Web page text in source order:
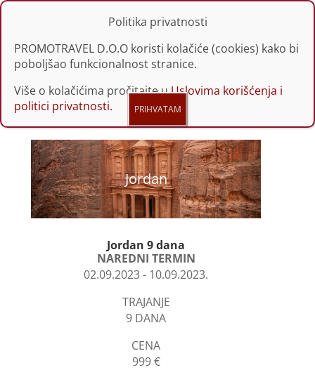
Jordan
Jordan 9 dana
NAREDNI TERMIN
02.09.2023 - 10.09.2023.
TRAJANJE
9 DANA
CENA
999 €
Politika privatnosti
PROMOTRAVEL D.O.O koristi kolačiće (cookies) kako bi
poboljšao funkcionalnost stranice.
Više o kolačićima pročitajte uUslovima korišćenja i
politici privatnosti.